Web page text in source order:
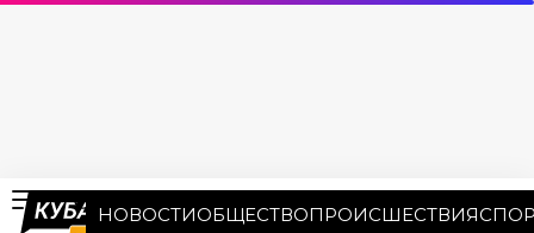
НОВОСТИОБЩЕСТВОПРОИСШЕСТВИЯ